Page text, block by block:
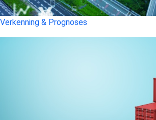
Verkenning & Prognoses